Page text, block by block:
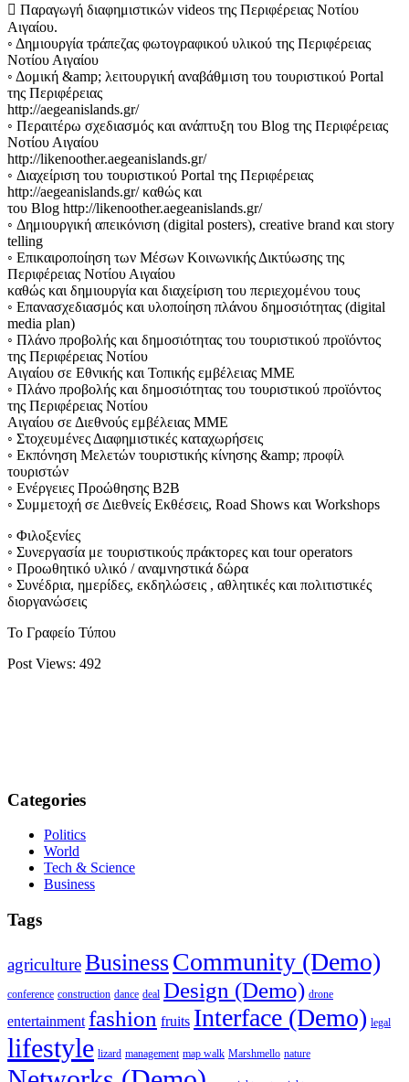
 Παραγωγή διαφημιστικών videos της Περιφέρειας Νοτίου
Αιγαίου.
◦ Δημιουργία τράπεζας φωτογραφικού υλικού της Περιφέρειας
Νοτίου Αιγαίου
◦ Δομική &amp; λειτουργική αναβάθμιση του τουριστικού Portal
της Περιφέρειας
http://aegeanislands.gr/
◦ Περαιτέρω σχεδιασμός και ανάπτυξη του Blog της Περιφέρειας
Νοτίου Αιγαίου
http://likenoother.aegeanislands.gr/
◦ Διαχείριση του τουριστικού Portal της Περιφέρειας
http://aegeanislands.gr/ καθώς και
του Blog http://likenoother.aegeanislands.gr/
◦ Δημιουργική απεικόνιση (digital posters), creative brand και story
telling
◦ Επικαιροποίηση των Μέσων Κοινωνικής Δικτύωσης της
Περιφέρειας Νοτίου Αιγαίου
καθώς και δημιουργία και διαχείριση του περιεχομένου τους
◦ Επανασχεδιασμός και υλοποίηση πλάνου δημοσιότητας (digital
media plan)
◦ Πλάνο προβολής και δημοσιότητας του τουριστικού προϊόντος
της Περιφέρειας Νοτίου
Αιγαίου σε Εθνικής και Τοπικής εμβέλειας ΜΜΕ
◦ Πλάνο προβολής και δημοσιότητας του τουριστικού προϊόντος
της Περιφέρειας Νοτίου
Αιγαίου σε Διεθνούς εμβέλειας ΜΜΕ
◦ Στοχευμένες Διαφημιστικές καταχωρήσεις
◦ Εκπόνηση Μελετών τουριστικής κίνησης &amp; προφίλ
τουριστών
◦ Ενέργειες Προώθησης B2B
◦ Συμμετοχή σε Διεθνείς Εκθέσεις, Road Shows και Workshops
◦ Φιλοξενίες
◦ Συνεργασία με τουριστικούς πράκτορες και tour operators
◦ Προωθητικό υλικό / αναμνηστικά δώρα
◦ Συνέδρια, ημερίδες, εκδηλώσεις , αθλητικές και πολιτιστικές
διοργανώσεις
Το Γραφείο Τύπου
Post Views: 492
Categories
Politics
World
Tech & Science
Business
Tags
agricultureBusinessCommunity (Demo)
conference construction dance deal Design (Demo) drone
entertainment fashion fruits Interface (Demo) legal
lifestyle lizard management map walk Marshmello nature